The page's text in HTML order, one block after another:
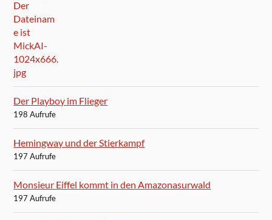
Der Playboy im Flieger
198 Aufrufe
Hemingway und der Stierkampf
197 Aufrufe
Monsieur Eiffel kommt in den Amazonasurwald
197 Aufrufe